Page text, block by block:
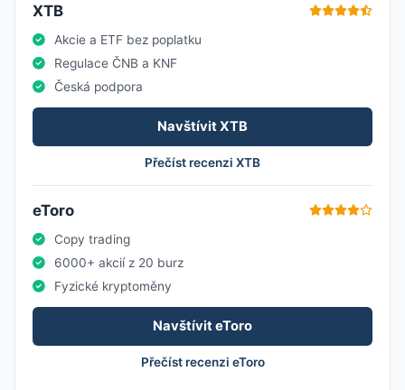
XTB
Akcie a ETF bez poplatku
Regulace ČNB a KNF
Česká podpora
Navštívit XTB
Přečíst recenzi XTB
eToro
Copy trading
6000+ akcií z 20 burz
Fyzické kryptoměny
Navštívit eToro
Přečíst recenzi eToro